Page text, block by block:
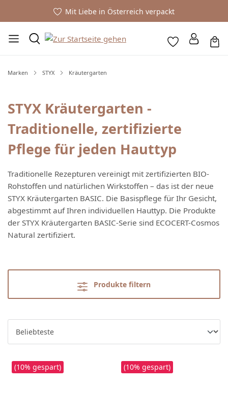
Mit Liebe in Österreich verpackt
Marken STYX Kräutergarten
STYX Kräutergarten -
Traditionelle, zertifizierte
Pflege für jeden Hauttyp
Traditionelle Rezepturen vereinigt mit zertifizierten BIO-
Rohstoffen und natürlichen Wirkstoffen – das ist der neue
STYX Kräutergarten BASIC. Die Basispflege für Ihr Gesicht,
abgestimmt auf Ihren individuellen Hauttyp. Die Produkte
der STYX Kräutergarten BASIC-Serie sind ECOCERT-Cosmos
Natural zertifiziert.
Produkte filtern
(10% gespart) (10% gespart)